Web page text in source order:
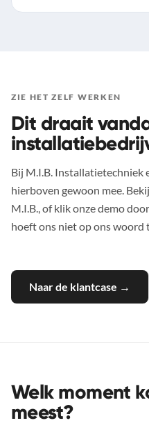
ZIE HET ZELF WERKEN
Dit draait
Bij M.I.B. Installatietechniek
hierboven gewoon mee.
M.I.B., of klik onze demo
hoeft ons niet op ons woord
Naar de klantcase →
Welk moment
meest?